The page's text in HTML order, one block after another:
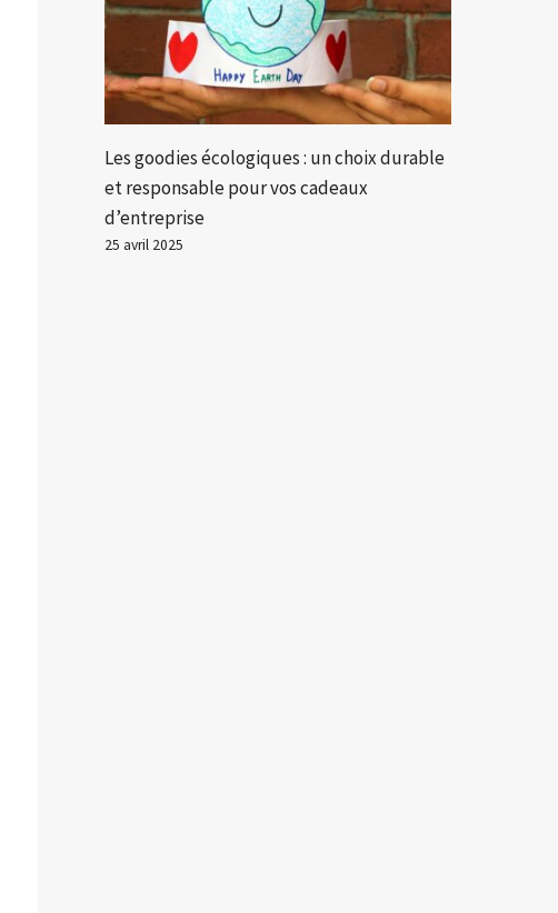
Les goodies écologiques : un choix durable
et responsable pour vos cadeaux
d’entreprise
25 avril 2025